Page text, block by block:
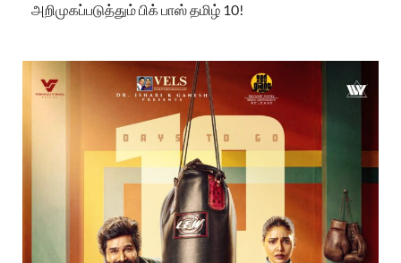
அறிமுகப்படுத்தும் பிக் பாஸ் தமிழ் 10!